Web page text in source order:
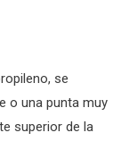
se
o una punta muy
superior de la